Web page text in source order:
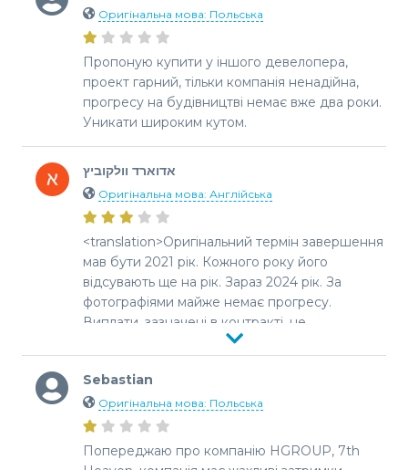
Оригінальна мова: Польська
Пропоную купити у іншого девелопера,
проект гарний, тільки компанія ненадійна,
прогресу на будівництві немає вже два роки.
Уникати широким кутом.
אדוארד וולקוביץ
Оригінальна мова: Англійська
<translation>Оригінальний термін завершення
мав бути 2021 рік. Кожного року його
відсувають ще на рік. Зараз 2024 рік. За
фотографіями майже немає прогресу.
Виплати, зазначені в контракті, не
здійснюються. Будьте обережні.</translation>
Sebastian
Оригінальна мова: Польська
Попереджаю про компанію HGROUP, 7th